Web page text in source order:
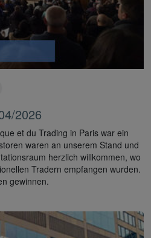
2026
et du Trading in Paris war ein
waren an unserem Stand und
herzlich willkommen, wo
Tradern empfangen wurden.
gewinnen.